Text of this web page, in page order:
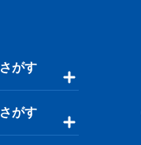
がす
がす